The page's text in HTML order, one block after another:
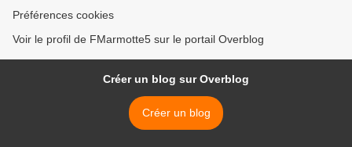
Préférences cookies
Voir le profil de FMarmotte5 sur le portail Overblog
Créer un blog sur Overblog
Créer un blog